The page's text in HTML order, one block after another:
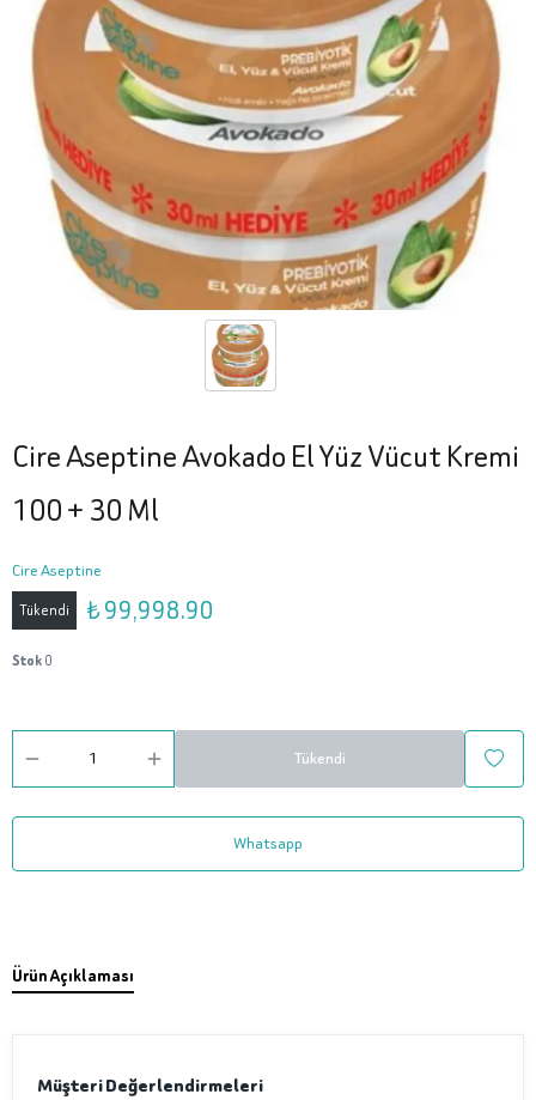
Cire Aseptine Avokado El Yüz Vücut Kremi
100 + 30 Ml
Cire Aseptine
Tükendi ₺ 99,998.90
Stok0
Tükendi
Whatsapp
Ürün Açıklaması
Müşteri Değerlendirmeleri